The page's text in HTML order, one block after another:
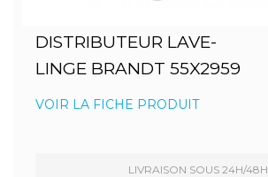
DISTRIBUTEUR LAVE-
LINGE BRANDT 55X2959
VOIR LA FICHE PRODUIT
LIVRAISON SOUS 24H/48H